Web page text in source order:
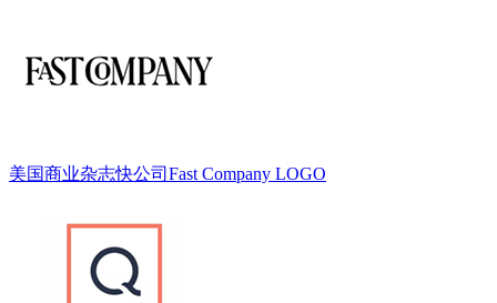
美国商业杂志快公司Fast Company LOGO